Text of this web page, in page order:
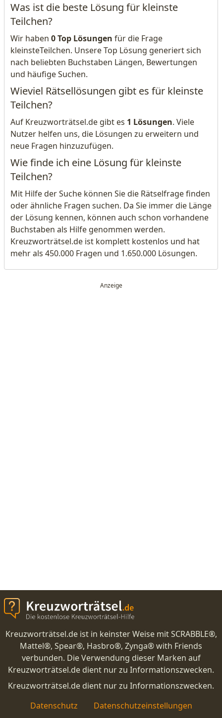
Was ist die beste Lösung für kleinste
Teilchen?
Wir haben 0 Top Lösungen für die Frage
kleinsteTeilchen. Unsere Top Lösung generiert sich
nach beliebten Buchstaben Längen, Bewertungen
und häufige Suchen.
Wieviel Rätsellösungen gibt es für kleinste
Teilchen?
Auf Kreuzworträtsel.de gibt es 1 Lösungen. Viele
Nutzer helfen uns, die Lösungen zu erweitern und
neue Fragen hinzuzufügen.
Wie finde ich eine Lösung für kleinste
Teilchen?
Mit Hilfe der Suche können Sie die Rätselfrage finden
oder ähnliche Fragen suchen. Da Sie immer die Länge
der Lösung kennen, können auch schon vorhandene
Buchstaben als Hilfe genommen werden.
Kreuzworträtsel.de ist komplett kostenlos und hat
mehr als 450.000 Fragen und 1.650.000 Lösungen.
Kreuzworträtsel.de ist in keinster Weise mit SCRABBLE®,
Mattel®, Spear®, Hasbro®, Zynga® with Friends
verbunden. Die Verwendung dieser Marken auf
Kreuzworträtsel.de dient nur zu Informationszwecken.
Kreuzworträtsel.de dient nur zu Informationszwecken.
Datenschutz
Datenschutzeinstellungen